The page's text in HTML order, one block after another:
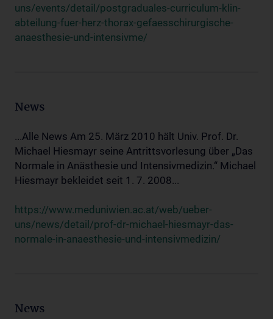
uns/events/detail/postgraduales-curriculum-klin-
abteilung-fuer-herz-thorax-gefaesschirurgische-
anaesthesie-und-intensivme/
News
...Alle News Am 25. März 2010 hält Univ. Prof. Dr.
Michael Hiesmayr seine Antrittsvorlesung über „Das
Normale in Anästhesie und Intensivmedizin.“ Michael
Hiesmayr bekleidet seit 1. 7. 2008...
https://www.meduniwien.ac.at/web/ueber-
uns/news/detail/prof-dr-michael-hiesmayr-das-
normale-in-anaesthesie-und-intensivmedizin/
News